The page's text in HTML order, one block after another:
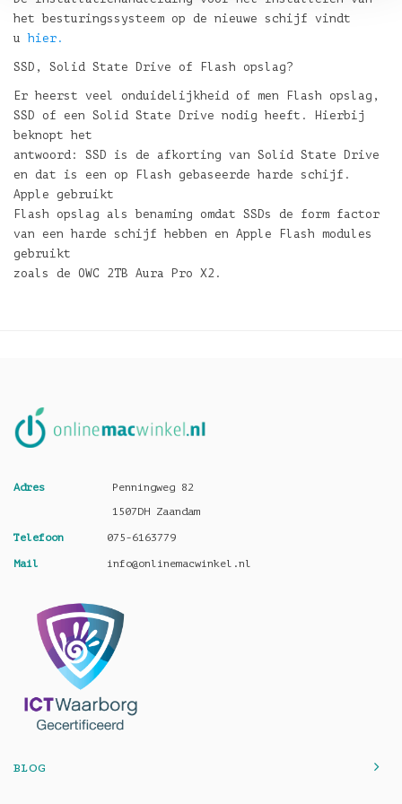
het besturingssysteem op de nieuwe schijf vindt
uhier.
SSD, Solid State Drive of Flash opslag?
Er heerst veel onduidelijkheid of men Flash opslag,
SSD of een Solid State Drive nodig heeft. Hierbij
beknopt het
antwoord: SSD is de afkorting van Solid State Drive
en dat is een op Flash gebaseerde harde schijf.
Apple gebruikt
Flash opslag als benaming omdat SSDs de form factor
van een harde schijf hebben en Apple Flash modules
gebruikt
zoals de OWC 2TB Aura Pro X2.
Adres
Penningweg 82
1507DH Zaandam
Telefoon 075-6163779
Mail info@onlinemacwinkel.nl
BLOG